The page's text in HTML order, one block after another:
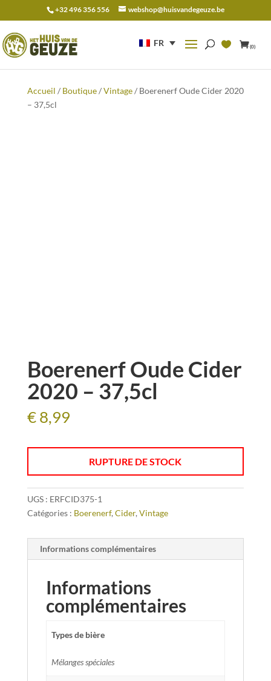
+32 496 356 556 webshop@huisvandegeuze.be
FR (0)
pour :
Accueil / Boutique/Vintage/ Boerenerf Oude Cider 2020
– 37,5cl
Boerenerf Oude Cider
2020 – 37,5cl
€8,99
RUPTURE DE STOCK
UGS : ERFCID375-1
Catégories : Boerenerf, Cider, Vintage
Informations complémentaires
Informations
complémentaires
Types de bière
Mélanges spéciales